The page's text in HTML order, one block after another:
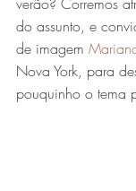
do assunto, e
de imagem
Nova York, para
pouquinho o tema